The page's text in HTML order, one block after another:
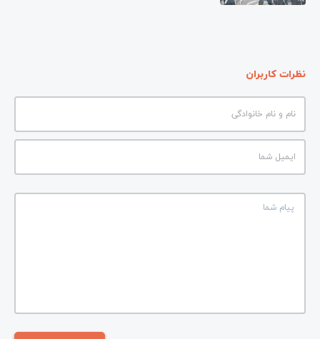
نظرات کاربران